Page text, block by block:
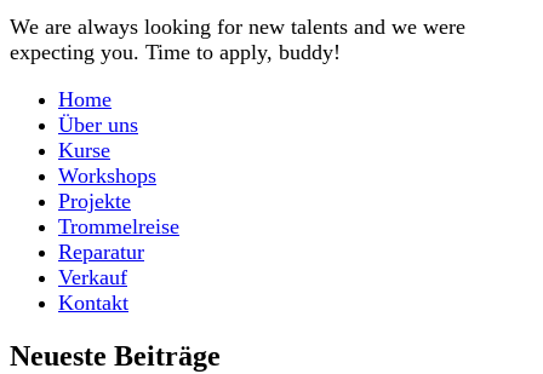
We are always looking for new talents and we were
expecting you. Time to apply, buddy!
Home
Über uns
Kurse
Workshops
Projekte
Trommelreise
Reparatur
Verkauf
Kontakt
Neueste Beiträge